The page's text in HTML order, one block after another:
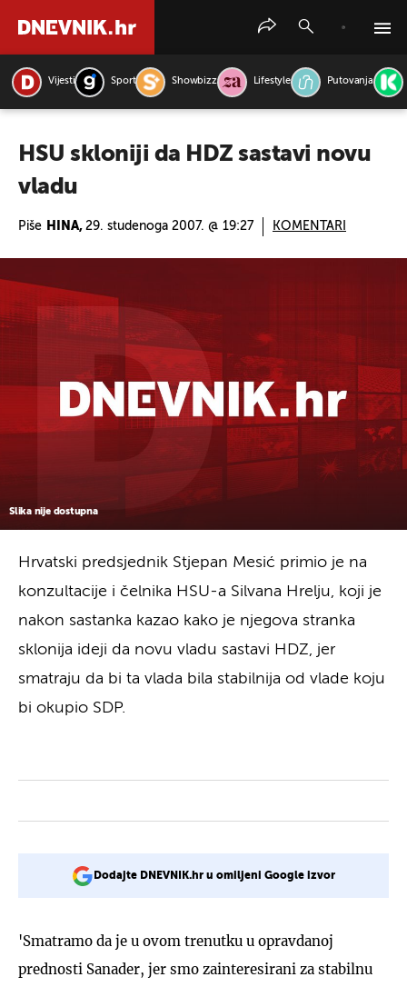
Vijesti Sport Showbizz Lifestyle Putovanja
HSU skloniji da HDZ sastavi novu
vladu
Piše HINA, 29. studenoga 2007. @ 19:27 KOMENTARI
Slika nije dostupna
Hrvatski predsjednik Stjepan Mesić primio je na
konzultacije i čelnika HSU-a Silvana Hrelju, koji je
nakon sastanka kazao kako je njegova stranka
sklonija ideji da novu vladu sastavi HDZ, jer
smatraju da bi ta vlada bila stabilnija od vlade koju
bi okupio SDP.
Dodajte DNEVNIK.hr u omiljeni Google izvor
'Smatramo da je u ovom trenutku u opravdanoj
prednosti Sanader, jer smo zainteresirani za stabilnu
PRETRAŽITE VIJESTI